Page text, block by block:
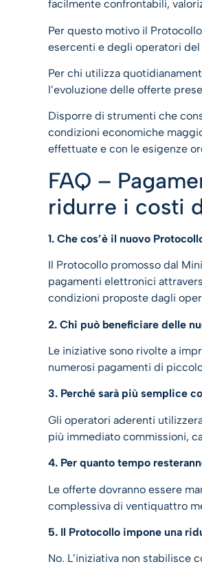
facilmente confrontabili,
Per questo motivo il
esercenti e degli operatori
Per chi utilizza
l’evoluzione delle offerte
Disporre di strumenti che
condizioni economiche
effettuate e con le esigenze
FAQ –
ridurre i costi
1. Che cos’è il nuovo
Il Protocollo promosso dal
pagamenti elettronici
condizioni proposte dagli
2. Chi può beneficiare delle
Le iniziative sono rivolte a
numerosi pagamenti di
3. Perché sarà più semplice
Gli operatori aderenti
più immediato commissioni,
4. Per quanto tempo
Le offerte dovranno essere
complessiva di ventiquattro
5. Il Protocollo impone una
No. L’iniziativa non